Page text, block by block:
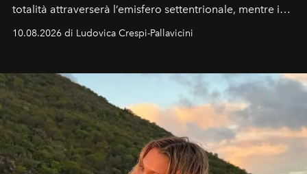
totalità attraverserà l’emisfero settentrionale, mentre in
Italia il fenomeno sarà parziale ma particolarmente
spettacolare al Nord. Orari, città favorite e regole per
10.08.2026 di Ludovica Crespi-Pallavicini